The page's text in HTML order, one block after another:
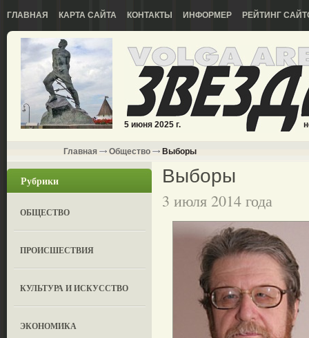
ГЛАВНАЯ КАРТА САЙТА КОНТАКТЫ ИНФОРМЕР РЕЙТИНГ
5 июня 2025 г.
Главная Общество Выборы
Рубрики
ОБЩЕСТВО
ПРОИСШЕСТВИЯ
КУЛЬТУРА И ИСКУССТВО
ЭКОНОМИКА
Выборы
3 июля 2014 года